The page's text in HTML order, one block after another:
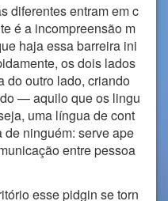
diferentes entram em c
é a incompreensão m
haja essa barreira ini
os dois lados
do outro lado, criando
— aquilo que os lingu
uma língua de cont
ninguém: serve ape
entre pessoa
esse pidgin se torn